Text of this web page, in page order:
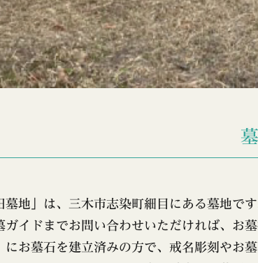
墓地」は、三木市志染町細目にある墓地で
ガイドまでお問い合わせいただければ、お
にお墓石を建立済みの方で、戒名彫刻やお